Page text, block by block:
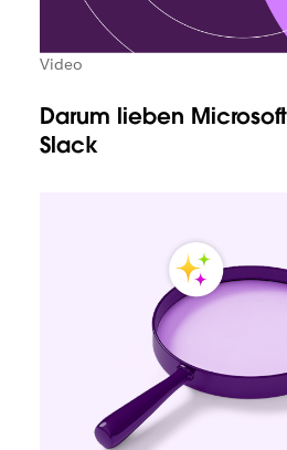
Video
Darum lieben
Slack